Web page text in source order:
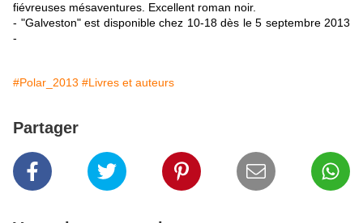
fiévreuses mésaventures. Excellent roman noir.
- "Galveston" est disponible chez 10-18 dès le 5 septembre 2013
-
#Polar_2013 #Livres et auteurs
Partager